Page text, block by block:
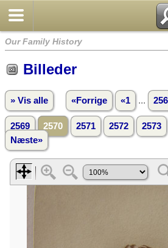
Our Family History
Billeder
» Vis alle «Forrige «1 ...
2569 2570 2571 2572 2573
Næste»